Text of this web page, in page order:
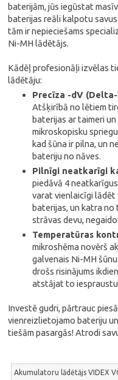
baterijām, jūs iegūstat
baterijas reāli kalpotu
tām ir nepieciešams
Ni-MH lādētājs.
Kādēļ profesionāļi izvēlas
lādētāju:
Precīza -dV
Atšķirībā no lētiem
baterijas ar taimeri
mikroskopisku
kad šūna ir pilna, un
bateriju no nāves.
Pilnīgi neatkarīgi
piedāvā 4
varat vienlaicīgi lādēt
baterijas, un katra no
strāvas devu,
Temperatūras
mikroshēma novērš
galvenais Ni-MH
drošs risinājums
atstājat to
Investē gudri, pārtrauc
vienreizlietojamo bateriju
tiešām pasargās! Atrodi
Akumulatoru lādētājs VIDEX